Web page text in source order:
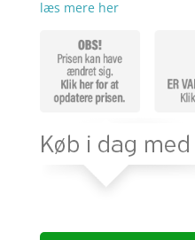
læs mere her